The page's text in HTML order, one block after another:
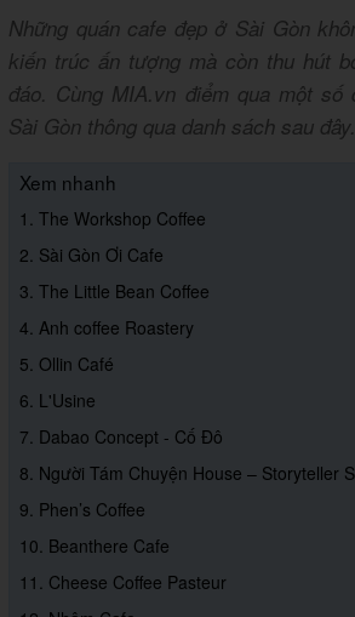
Những quán cafe đẹp ở Sài Gòn
kiến trúc ấn tượng mà còn thu hút
đáo. Cùng MIA.vn điểm qua một số
Sài Gòn thông qua danh sách sau đây.
Xem nhanh
1. The Workshop Coffee
2. Sài Gòn Ơi Cafe
3. The Little Bean Coffee
4. Anh coffee Roastery
5. Ollin Café
6. L'Usine
7. Dabao Concept - Cố Đô
8. Người Tám Chuyện House – Storyteller
9. Phen’s Coffee
10. Beanthere Cafe
11. Cheese Coffee Pasteur